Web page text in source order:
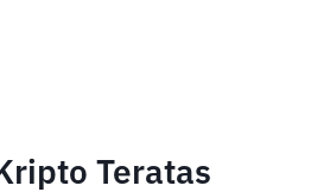
Teratas